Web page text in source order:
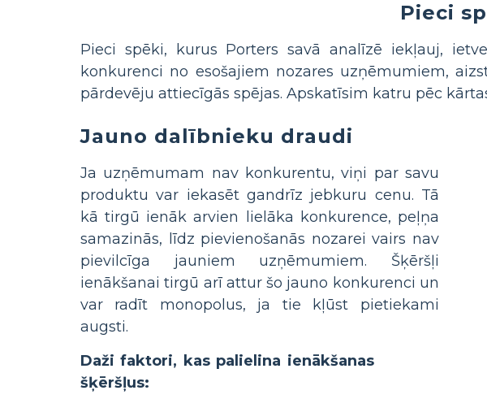
Pieci
Pieci spēki, kurus Porters savā analīzē iekļauj,
konkurenci no esošajiem nozares uzņēmumiem,
pārdevēju attiecīgās spējas. Apskatīsim katru pēc
Jauno dalībnieku draudi
Ja uzņēmumam nav konkurentu, viņi par savu
produktu var iekasēt gandrīz jebkuru cenu. Tā
kā tirgū ienāk arvien lielāka konkurence, peļņa
samazinās, līdz pievienošanās nozarei vairs nav
pievilcīga jauniem uzņēmumiem. Šķēršļi
ienākšanai tirgū arī attur šo jauno konkurenci un
var radīt monopolus, ja tie kļūst pietiekami
augsti.
Daži faktori, kas palielina ienākšanas
šķēršļus: